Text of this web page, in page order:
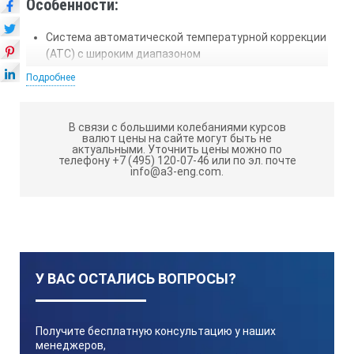
Особенности:
Система автоматической температурной коррекции
(ATC) с широким диапазоном
Не требуется источник питания
Широкий диапазон регулировки фокусировки
Прочный алюминиевый корпус
ТЕХНИЧЕСКИЕ ХАРАКТЕРИСТИКИ
МЕГЕОН 72006
Подробнее
В связи с большими колебаниями курсов
валют цены на сайте могут быть не
актуальными. Уточнить цены можно по
телефону +7 (495) 120-07-46 или по эл. почте
info@a3-eng.com.
У ВАС ОСТАЛИСЬ ВОПРОСЫ?
Получите бесплатную консультацию у наших
менеджеров,